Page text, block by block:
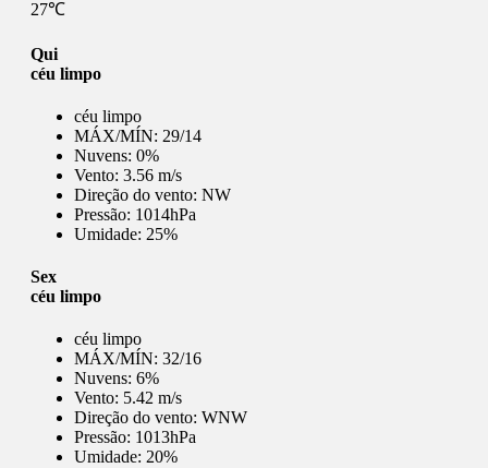
27℃
Qui
céu limpo
céu limpo
MÁX/MÍN: 29/14
Nuvens: 0%
Vento: 3.56 m/s
Direção do vento: NW
Pressão: 1014hPa
Umidade: 25%
Sex
céu limpo
céu limpo
MÁX/MÍN: 32/16
Nuvens: 6%
Vento: 5.42 m/s
Direção do vento: WNW
Pressão: 1013hPa
Umidade: 20%